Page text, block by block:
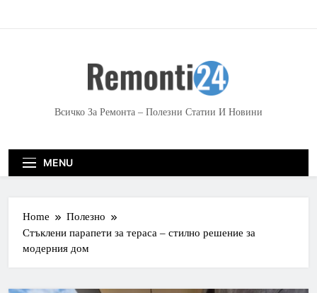
e
Всичко За Ремонта – Полезни Статии И Новини
MENU
Home
Полезно
Стъклени парапети за тераса – стилно решение за
модерния дом